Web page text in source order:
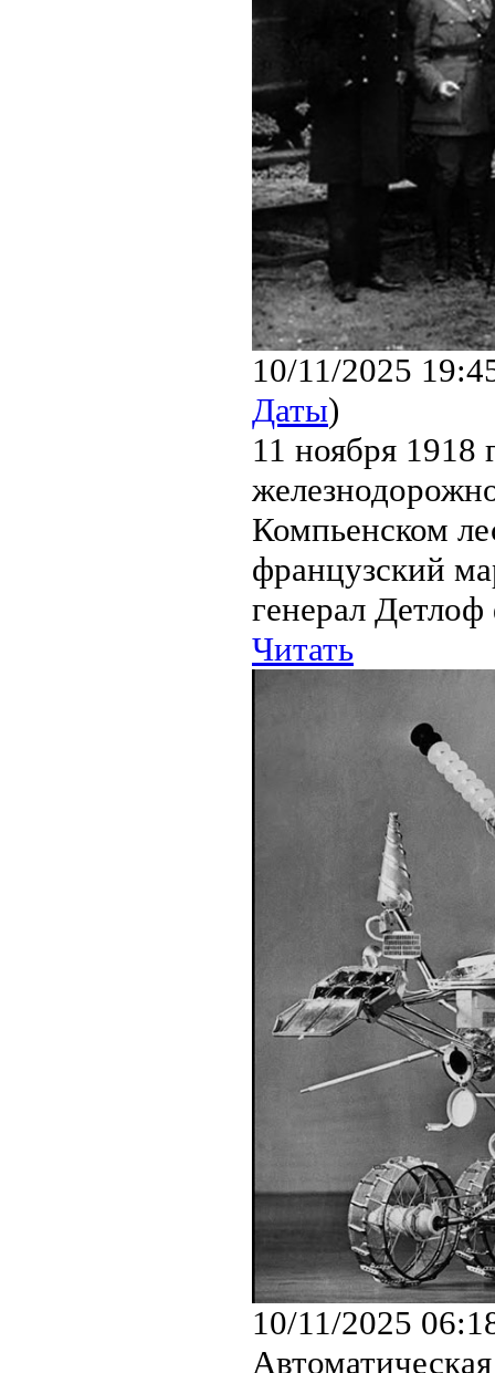
10/11/2025
Даты)
11 ноября 1918
Компьенском
французский
генерал
Читать
10/11/2025